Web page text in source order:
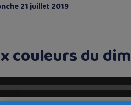
21 juillet 2019
couleurs du